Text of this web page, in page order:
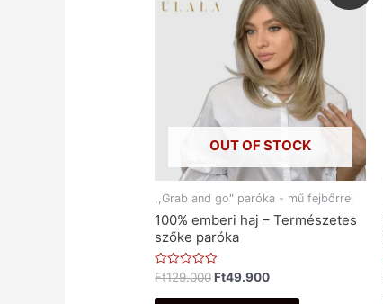
OUT OF STOCK
,,Grab and go" paróka - mű fejbőrrel
100% emberi haj – Természetes
szőke paróka
Értékelés:
/
Ft129.000Ft49.900